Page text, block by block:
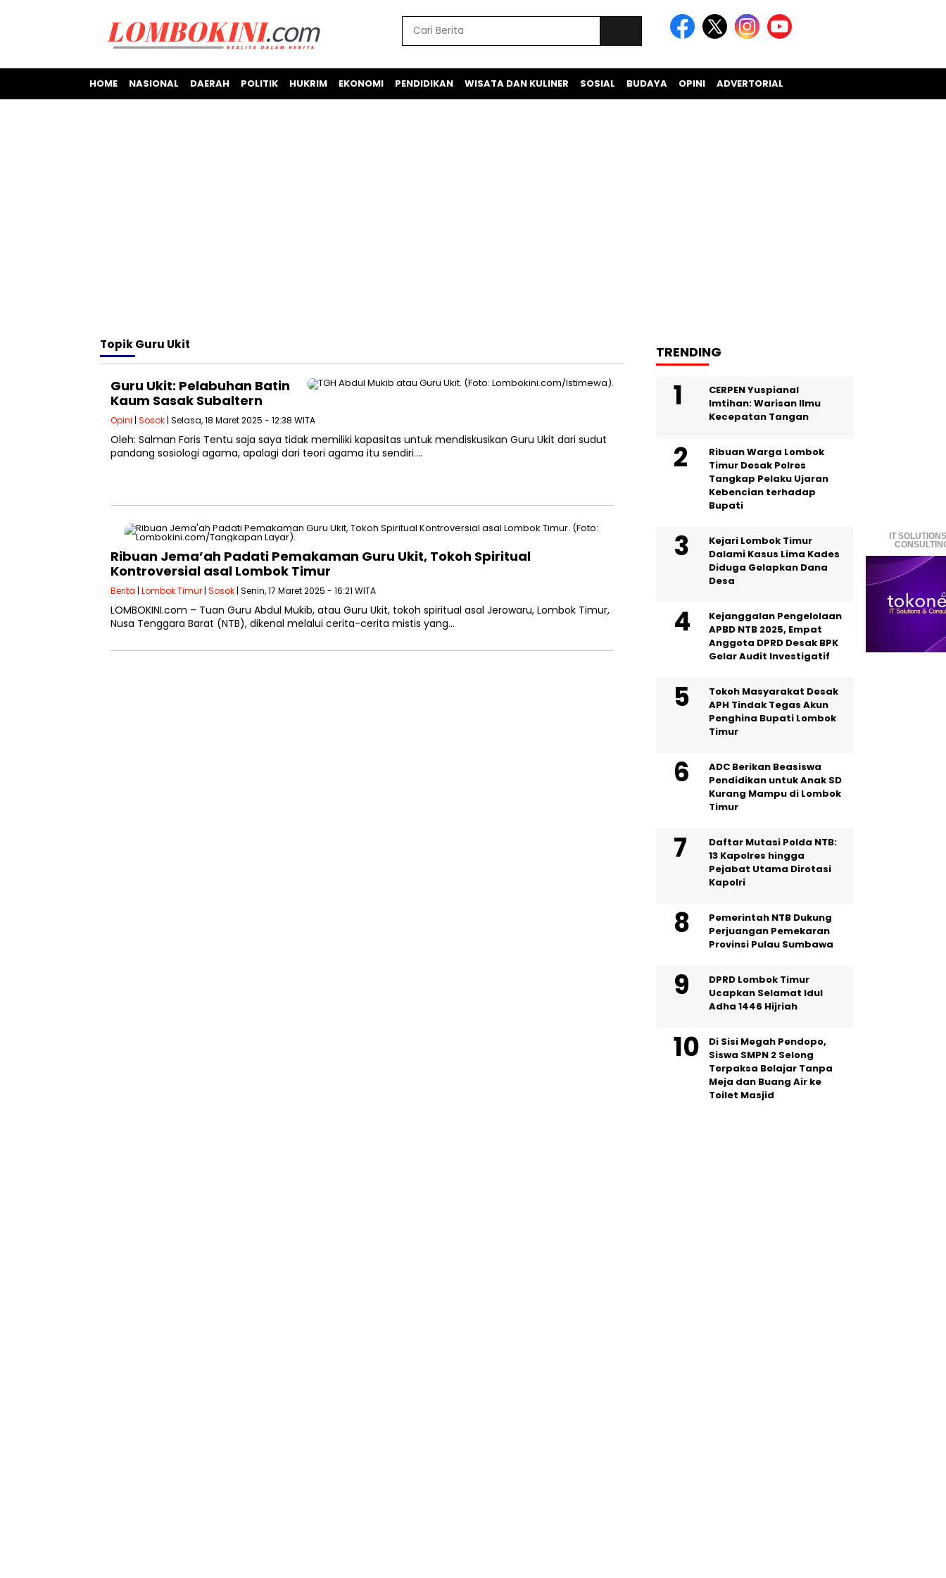
HOME NASIONAL DAERAH POLITIK HUKRIM EKONOMI PENDIDIKAN WISATA DAN KULINER SOSIAL BUDAYA OPINI ADVERTORIAL
IT
TopikGuru Ukit
Guru Ukit: Pelabuhan Batin
Kaum Sasak Subaltern
Opini | Sosok | Selasa, 18 Maret 2025 - 12:38 WITA
Oleh: Salman Faris Tentu saja saya tidak memiliki kapasitas untuk mendiskusikan Guru Ukit dari sudut
pandang sosiologi agama, apalagi dari teori agama itu sendiri….
Ribuan Jema’ah Padati Pemakaman Guru Ukit, Tokoh Spiritual
Kontroversial asal Lombok Timur
Berita | Lombok Timur | Sosok | Senin, 17 Maret 2025 - 16:21 WITA
LOMBOKINI.com – Tuan Guru Abdul Mukib, atau Guru Ukit, tokoh spiritual asal Jerowaru, Lombok Timur,
Nusa Tenggara Barat (NTB), dikenal melalui cerita-cerita mistis yang…
TRENDING
CERPEN Yuspianal
Imtihan: Warisan Ilmu
Kecepatan Tangan
Ribuan Warga Lombok
Timur Desak Polres
Tangkap Pelaku Ujaran
Kebencian terhadap
Bupati
Kejari Lombok Timur
Dalami Kasus Lima Kades
Diduga Gelapkan Dana
Desa
Kejanggalan Pengelolaan
APBD NTB 2025, Empat
Anggota DPRD Desak BPK
Gelar Audit Investigatif
Tokoh Masyarakat Desak
APH Tindak Tegas Akun
Penghina Bupati Lombok
Timur
ADC Berikan Beasiswa
Pendidikan untuk Anak SD
Kurang Mampu di Lombok
Timur
Daftar Mutasi Polda NTB:
13 Kapolres hingga
Pejabat Utama Dirotasi
Kapolri
Pemerintah NTB Dukung
Perjuangan Pemekaran
Provinsi Pulau Sumbawa
DPRD Lombok Timur
Ucapkan Selamat Idul
Adha 1446 Hijriah
Di Sisi Megah Pendopo,
Siswa SMPN 2 Selong
Terpaksa Belajar Tanpa
Meja dan Buang Air ke
Toilet Masjid